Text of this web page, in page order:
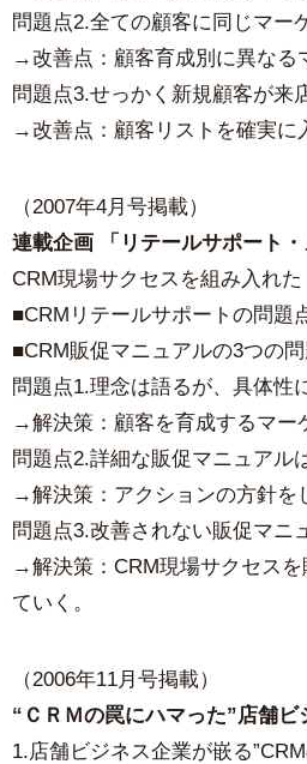
問題点2.全ての顧客に同じマー
→改善点：顧客育成別に異なる
問題点3.せっかく新規顧客が来
→改善点：顧客リストを確実に
（2007年4月号掲載）
連載企画 「リテールサポート
CRM現場サクセスを組み入れ
■CRMリテールサポートの問題
■CRM販促マニュアルの3つの
問題点1.理念は語るが、具体性
→解決策：顧客を育成するマー
問題点2.詳細な販促マニュアル
→解決策：アクションの方針を
問題点3.改善されない販促マニ
→解決策：CRM現場サクセス
ていく。
（2006年11月号掲載）
“ＣＲＭの罠にハマった”店舗
1.店舗ビジネス企業が嵌る